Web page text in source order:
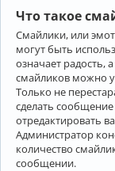
Что такое
Смайлики, или
могут быть
означает радость,
смайликов можно
Только не
сделать
отредактировать
Администратор
количество
сообщении.